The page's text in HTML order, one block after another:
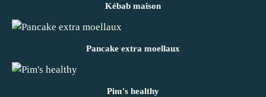
Kébab maison
Pancake extra moellaux
Pim's healthy